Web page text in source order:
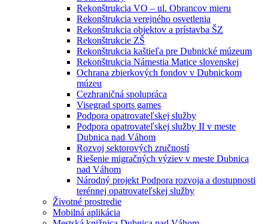
Rekonštrukcia VO – ul. Obrancov mieru
Rekonštrukcia verejného osvetlenia
Rekonštrukcia objektov a prístavba ŠZ
Rekonštrukcie ZŠ
Rekonštrukcia kaštieľa pre Dubnické múzeum
Rekonštrukcia Námestia Matice slovenskej
Ochrana zbierkových fondov v Dubnickom
múzeu
Cezhraničná spolupráca
Visegrad sports games
Podpora opatrovateľskej služby
Podpora opatrovateľskej služby II v meste
Dubnica nad Váhom
Rozvoj sektorových zručností
Riešenie migračných výziev v meste Dubnica
nad Váhom
Národný projekt Podpora rozvoja a dostupnosti
terénnej opatrovateľskej služby
Životné prostredie
Mobilná aplikácia